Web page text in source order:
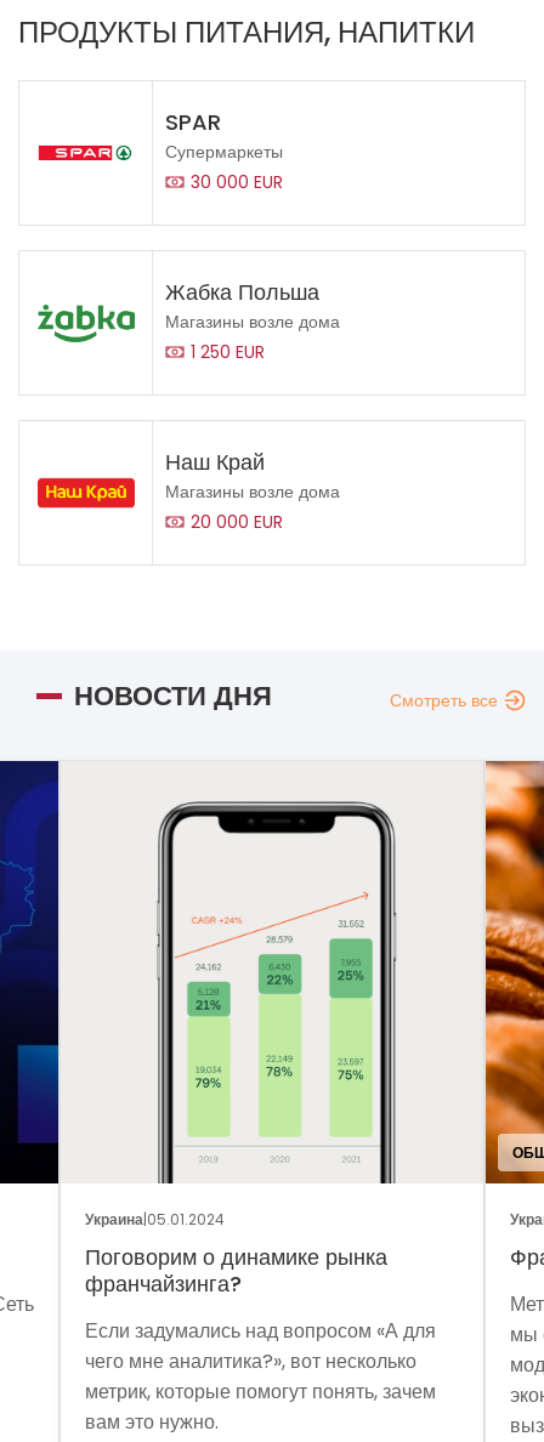
ПРОДУКТЫ ПИТАНИЯ, НАПИТКИ
SPAR
Супермаркеты
30 000 EUR
Жабка Польша
Магазины возле дома
1 250 EUR
Наш Край
Магазины возле дома
20 000 EUR
НОВОСТИ ДНЯ Смотреть все
Украина|05.01.2024
Поговорим о динамике рынка
франчайзинга?
Если задумались над вопросом «А для
чего мне аналитика?», вот несколько
метрик, которые помогут понять, зачем
вам это нужно.
мы